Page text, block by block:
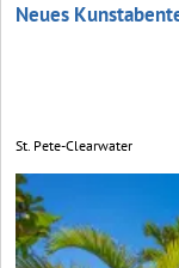
Neues
St. Pete-Clearwater